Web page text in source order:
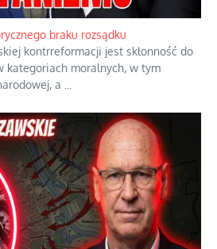
z rodzinną katastrofą
nadgorliwości we wspólnocie.